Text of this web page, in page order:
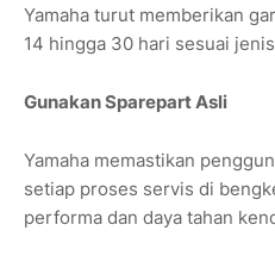
Yamaha turut memberikan
14 hingga 30 hari sesuai
Gunakan Sparepart Asli
Yamaha memastikan
setiap proses servis di
performa dan daya tahan